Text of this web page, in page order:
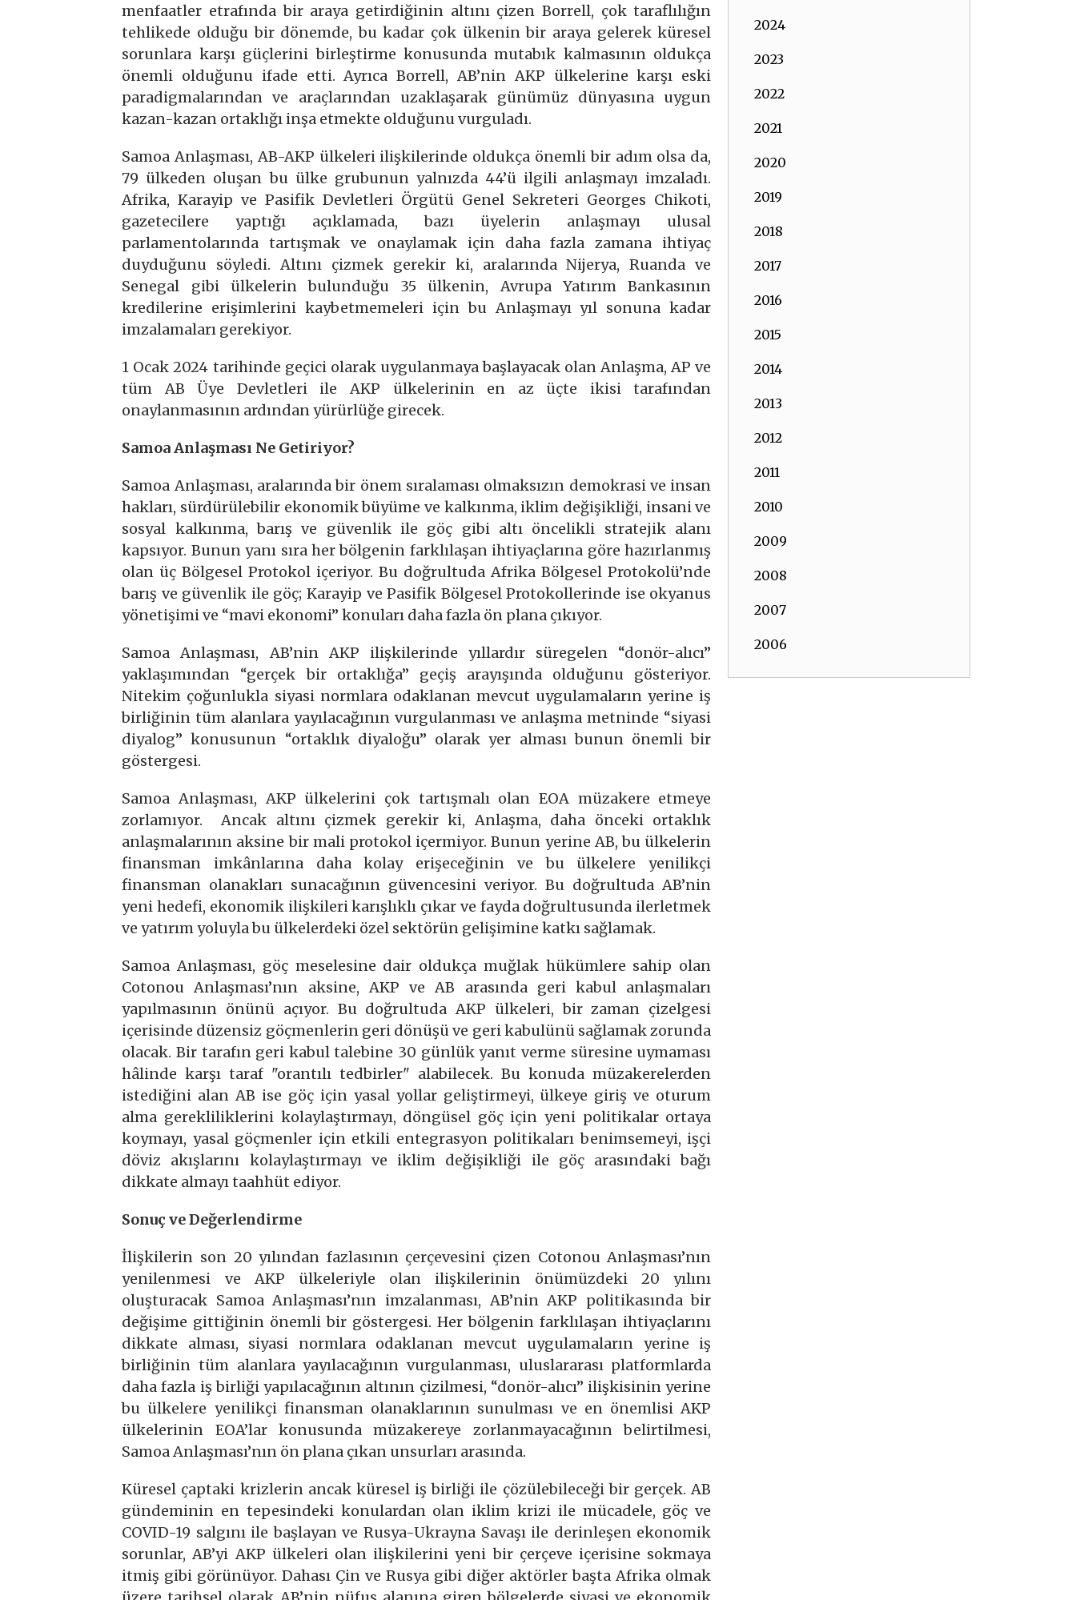
menfaatler etrafında bir araya getirdiğinin altını çizen Borrell, çok taraflılığın
tehlikede olduğu bir dönemde, bu kadar çok ülkenin bir araya gelerek küresel
sorunlara karşı güçlerini birleştirme konusunda mutabık kalmasının oldukça
önemli olduğunu ifade etti. Ayrıca Borrell, AB’nin AKP ülkelerine karşı eski
paradigmalarından ve araçlarından uzaklaşarak günümüz dünyasına uygun
kazan-kazan ortaklığı inşa etmekte olduğunu vurguladı.
Samoa Anlaşması, AB-AKP ülkeleri ilişkilerinde oldukça önemli bir adım olsa da,
79 ülkeden oluşan bu ülke grubunun yalnızda 44’ü ilgili anlaşmayı imzaladı.
Afrika, Karayip ve Pasifik Devletleri Örgütü Genel Sekreteri Georges Chikoti,
gazetecilere yaptığı açıklamada, bazı üyelerin anlaşmayı ulusal
parlamentolarında tartışmak ve onaylamak için daha fazla zamana ihtiyaç
duyduğunu söyledi. Altını çizmek gerekir ki, aralarında Nijerya, Ruanda ve
Senegal gibi ülkelerin bulunduğu 35 ülkenin, Avrupa Yatırım Bankasının
kredilerine erişimlerini kaybetmemeleri için bu Anlaşmayı yıl sonuna kadar
imzalamaları gerekiyor.
1 Ocak 2024 tarihinde geçici olarak uygulanmaya başlayacak olan Anlaşma, AP ve
tüm AB Üye Devletleri ile AKP ülkelerinin en az üçte ikisi tarafından
onaylanmasının ardından yürürlüğe girecek.
Samoa Anlaşması Ne Getiriyor?
Samoa Anlaşması, aralarında bir önem sıralaması olmaksızın demokrasi ve insan
hakları, sürdürülebilir ekonomik büyüme ve kalkınma, iklim değişikliği, insani ve
sosyal kalkınma, barış ve güvenlik ile göç gibi altı öncelikli stratejik alanı
kapsıyor. Bunun yanı sıra her bölgenin farklılaşan ihtiyaçlarına göre hazırlanmış
olan üç Bölgesel Protokol içeriyor. Bu doğrultuda Afrika Bölgesel Protokolü’nde
barış ve güvenlik ile göç; Karayip ve Pasifik Bölgesel Protokollerinde ise okyanus
yönetişimi ve “mavi ekonomi” konuları daha fazla ön plana çıkıyor.
Samoa Anlaşması, AB’nin AKP ilişkilerinde yıllardır süregelen “donör-alıcı”
yaklaşımından “gerçek bir ortaklığa” geçiş arayışında olduğunu gösteriyor.
Nitekim çoğunlukla siyasi normlara odaklanan mevcut uygulamaların yerine iş
birliğinin tüm alanlara yayılacağının vurgulanması ve anlaşma metninde “siyasi
diyalog” konusunun “ortaklık diyaloğu” olarak yer alması bunun önemli bir
göstergesi.
Samoa Anlaşması, AKP ülkelerini çok tartışmalı olan EOA müzakere etmeye
zorlamıyor. Ancak altını çizmek gerekir ki, Anlaşma, daha önceki ortaklık
anlaşmalarının aksine bir mali protokol içermiyor. Bunun yerine AB, bu ülkelerin
finansman imkânlarına daha kolay erişeceğinin ve bu ülkelere yenilikçi
finansman olanakları sunacağının güvencesini veriyor. Bu doğrultuda AB’nin
yeni hedefi, ekonomik ilişkileri karışlıklı çıkar ve fayda doğrultusunda ilerletmek
ve yatırım yoluyla bu ülkelerdeki özel sektörün gelişimine katkı sağlamak.
Samoa Anlaşması, göç meselesine dair oldukça muğlak hükümlere sahip olan
Cotonou Anlaşması’nın aksine, AKP ve AB arasında geri kabul anlaşmaları
yapılmasının önünü açıyor. Bu doğrultuda AKP ülkeleri, bir zaman çizelgesi
içerisinde düzensiz göçmenlerin geri dönüşü ve geri kabulünü sağlamak zorunda
olacak. Bir tarafın geri kabul talebine 30 günlük yanıt verme süresine uymaması
hâlinde karşı taraf "orantılı tedbirler" alabilecek. Bu konuda müzakerelerden
istediğini alan AB ise göç için yasal yollar geliştirmeyi, ülkeye giriş ve oturum
alma gerekliliklerini kolaylaştırmayı, döngüsel göç için yeni politikalar ortaya
koymayı, yasal göçmenler için etkili entegrasyon politikaları benimsemeyi, işçi
döviz akışlarını kolaylaştırmayı ve iklim değişikliği ile göç arasındaki bağı
dikkate almayı taahhüt ediyor.
Sonuç ve Değerlendirme
İlişkilerin son 20 yılından fazlasının çerçevesini çizen Cotonou Anlaşması’nın
yenilenmesi ve AKP ülkeleriyle olan ilişkilerinin önümüzdeki 20 yılını
oluşturacak Samoa Anlaşması’nın imzalanması, AB’nin AKP politikasında bir
değişime gittiğinin önemli bir göstergesi. Her bölgenin farklılaşan ihtiyaçlarını
dikkate alması, siyasi normlara odaklanan mevcut uygulamaların yerine iş
birliğinin tüm alanlara yayılacağının vurgulanması, uluslararası platformlarda
daha fazla iş birliği yapılacağının altının çizilmesi, “donör-alıcı” ilişkisinin yerine
bu ülkelere yenilikçi finansman olanaklarının sunulması ve en önemlisi AKP
ülkelerinin EOA’lar konusunda müzakereye zorlanmayacağının belirtilmesi,
Samoa Anlaşması’nın ön plana çıkan unsurları arasında.
Küresel çaptaki krizlerin ancak küresel iş birliği ile çözülebileceği bir gerçek. AB
gündeminin en tepesindeki konulardan olan iklim krizi ile mücadele, göç ve
COVID-19 salgını ile başlayan ve Rusya-Ukrayna Savaşı ile derinleşen ekonomik
sorunlar, AB’yi AKP ülkeleri olan ilişkilerini yeni bir çerçeve içerisine sokmaya
itmiş gibi görünüyor. Dahası Çin ve Rusya gibi diğer aktörler başta Afrika olmak
2024
2023
2022
2021
2020
2019
2018
2017
2016
2015
2014
2013
2012
2011
2010
2009
2008
2007
2006